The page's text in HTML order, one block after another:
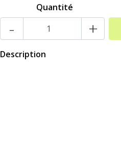
Quantité
- +
Description